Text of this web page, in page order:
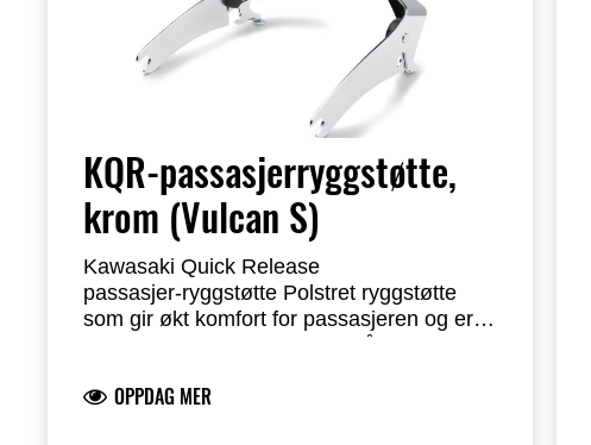
KQR-passasjerryggstøtte,
krom (Vulcan S)
Kawasaki Quick Release
passasjer‑ryggstøtte Polstret ryggstøtte
som gir økt komfort for passasjeren og er
av verktøy
overflate
OPPDAG MER